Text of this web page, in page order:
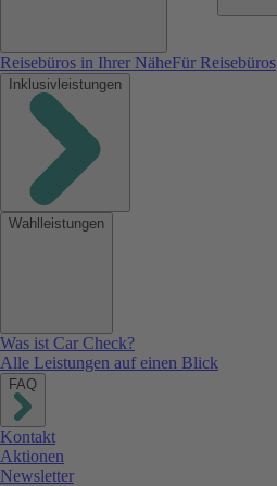
Reisebüros in Ihrer NäheFür Reisebüros
Inklusivleistungen
Wahlleistungen
Was ist Car Check?
Alle Leistungen auf einen Blick
FAQ
Kontakt
Aktionen
Newsletter